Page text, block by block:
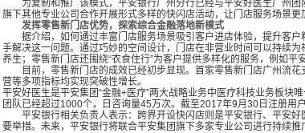
为复制和推广该模式，平安银行广州分行已经与平安好医生广州团
旗下其他专业公司合作开展形式多样的快闪店活动，让门店服务场景更
发挥零售新门店优势，探索综合金融落地新模式
据介绍，如何通过丰富门店服务场景吸引客户进店体验，提升客户
手解决这一问题。通过巧妙的空间设计，门店在非营业时间可以持续
养生；零售新门店还围绕“衣食住行”为客户提供多样化的服务，例如平
目前，零售新门店的成效已经初步显现。首家零售新门店广州流花
营等多项指标均实现突破性增长。
平安好医生是平安集团“金融+医疗”两大战略业务中医疗科技业务板块
团队已经超过1000个，日咨询量45万次。截至2017年9月30日注册用
平安银行相关负责人表示：跨界开设快闪店则是平安银行、平安好
要举措。未来，平安银行将联合平安集团旗下多家专业公司进行持续推